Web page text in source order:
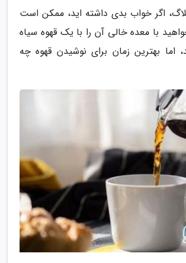
اگر خواب بدی داشته اید، ممکن است
با معده خالی آن را با یک قهوه سیاه
اما بهترین زمان برای نوشیدن قهوه چه